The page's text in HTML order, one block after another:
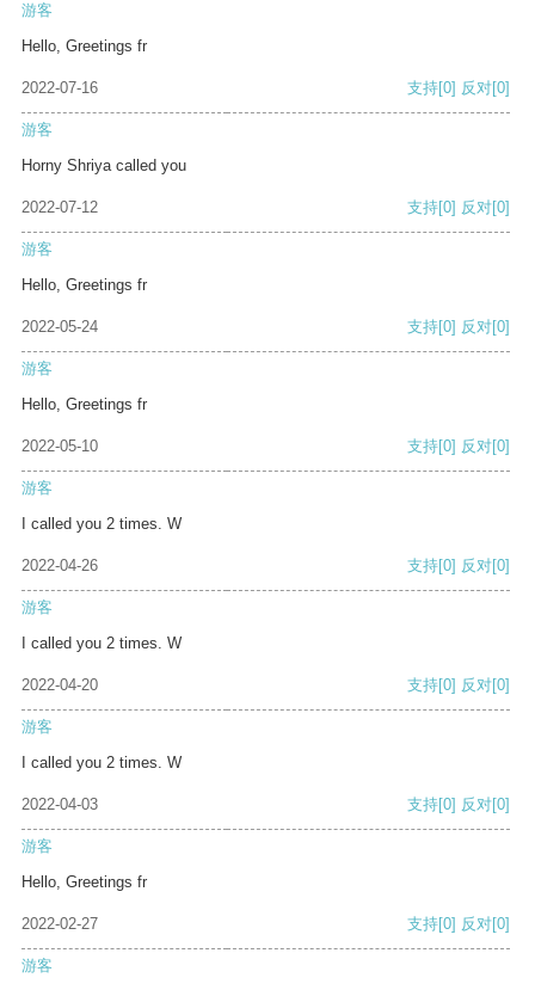
游客
Hello, Greetings fr
2022-07-16 支持[0] 反对[0]
游客
Horny Shriya called you
2022-07-12 支持[0] 反对[0]
游客
Hello, Greetings fr
2022-05-24 支持[0] 反对[0]
游客
Hello, Greetings fr
2022-05-10 支持[0] 反对[0]
游客
I called you 2 times. W
2022-04-26 支持[0] 反对[0]
游客
I called you 2 times. W
2022-04-20 支持[0] 反对[0]
游客
I called you 2 times. W
2022-04-03 支持[0] 反对[0]
游客
Hello, Greetings fr
2022-02-27 支持[0] 反对[0]
游客